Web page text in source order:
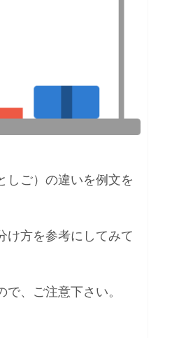
しご）の違いを例文を
け方を参考にしてみて
、ご注意下さい。